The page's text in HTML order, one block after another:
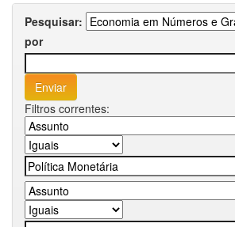
Pesquisar:
por
Filtros correntes: